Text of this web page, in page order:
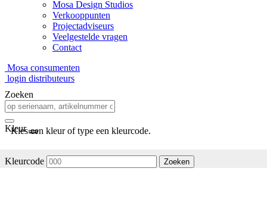
Mosa Design Studios
Verkooppunten
Projectadviseurs
Veelgestelde vragen
Contact
Mosa consumenten
login distributeurs
Zoeken
Kleur
Kies een kleur of type een kleurcode.
Kleurcode Zoeken